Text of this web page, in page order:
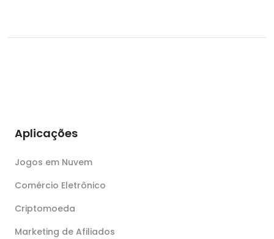
Aplicações
Jogos em Nuvem
Comércio Eletrônico
Criptomoeda
Marketing de Afiliados